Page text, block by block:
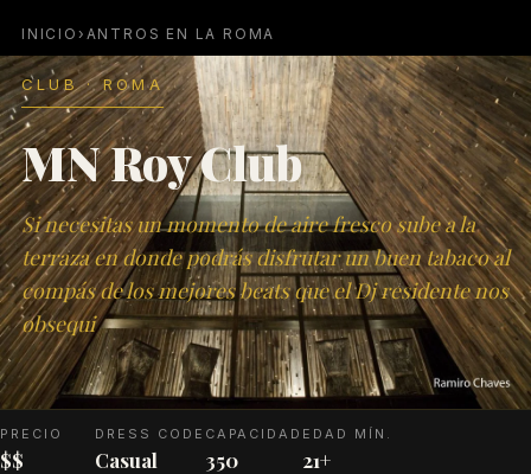
INICIO › ANTROS EN LA ROMA
CLUB · ROMA
MN Roy Club
Si necesitas un momento de aire fresco sube a la
terraza en donde podrás disfrutar un buen tabaco al
compás de los mejores beats que el Dj residente nos
obsequi
PRECIO
$$
DRESS CODE
Casual
CAPACIDAD
350
EDAD MÍN.
21+